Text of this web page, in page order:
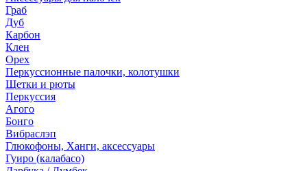
Граб
Дуб
Карбон
Клен
Орех
Перкуссионные палочки, колотушки
Щетки и рюты
Перкуссия
Агого
Бонго
Вибраслэп
Глюкофоны, Ханги, аксессуары
Гуиро (калабасо)